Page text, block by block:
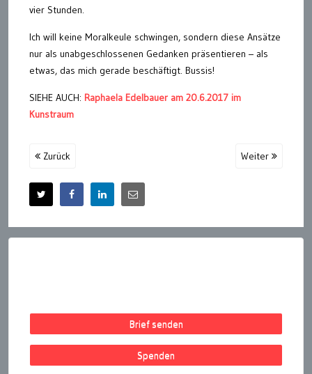
vier Stunden.
Ich will keine Moralkeule schwingen, sondern diese Ansätze
nur als unabgeschlossenen Gedanken präsentieren – als
etwas, das mich gerade beschäftigt. Bussis!
SIEHE AUCH: Raphaela Edelbauer am 20.6.2017 im
Kunstraum
Zurück Weiter
Brief senden
Spenden